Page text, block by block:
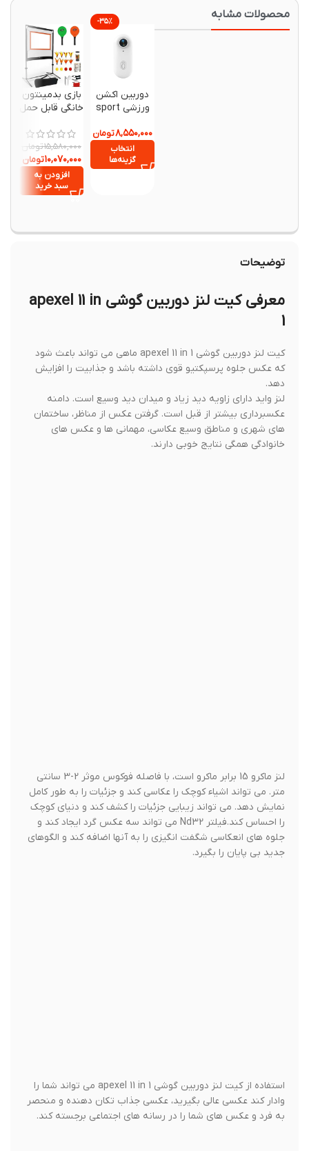
محصولات مشابه
دوربین اکشن
ورزشی sport
H265
۸,۵۵۰,۰۰۰تومان
انتخاب
گزینه‌ها
-۳۵%
بازی بدمینتون
خانگی قابل حمل
۱۵,۵۸۰,۰۰۰تومان
۱۰,۰۷۰,۰۰۰تومان
افزودن به
سبد خرید
توضیحات
معرفی کیت لنز دوربین گوشی apexel 11 in
کیت لنز دوربین گوشی apexel 11 in 1 ماهی می تواند باعث شود
که عکس جلوه پرسپکتیو قوی داشته باشد و جذابیت را افزایش
لنز واید دارای زاویه دید زیاد و میدان دید وسیع است. دامنه
عکسبرداری بیشتر از قبل است. گرفتن عکس از مناظر، ساختمان
های شهری و مناطق وسیع عکاسی، مهمانی ها و عکس های
خانوادگی همگی نتایج خوبی دارند.
لنز منشوری می تواند سه عکس گرد ایجاد کند و جلوه های
انعکاسی شگفت انگیزی به آنها اضافه کند و الگوهای جدید بی
پایان بگیرد.
یک فیلتر گرادیان که معمولاً مورد استفاده قرار می گیرد که آسمان